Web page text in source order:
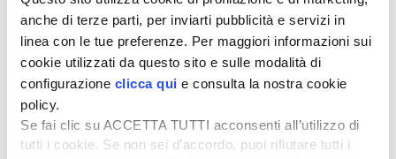
anche di terze parti, per inviarti pubblicità e servizi in
linea con le tue preferenze. Per maggiori informazioni sui
cookie utilizzati da questo sito e sulle modalità di
configurazione clicca qui e consulta la nostra cookie
policy.
Se fai clic su ACCETTA TUTTI acconsenti all’utilizzo di
tutti i cookie. Se non sei d’accordo, puoi rifiutare tutti i
(euro/kg – franco partenza, Iva esclusa)